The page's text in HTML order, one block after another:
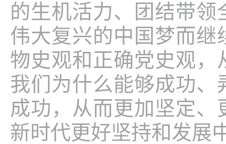
的生机活力、团结带
伟大复兴的中国梦而
物史观和正确党史观
我们为什么能够成功
成功，从而更加坚定
新时代更好坚持和发展